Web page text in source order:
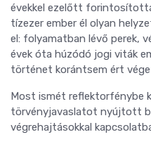
évekkel ezelőtt
tízezer ember él olyan
el: folyamatban lévő perek,
évek óta húzódó jogi viták
történet korántsem ért
Most ismét reflektorfénybe
törvényjavaslatot nyújtott
végrehajtásokkal